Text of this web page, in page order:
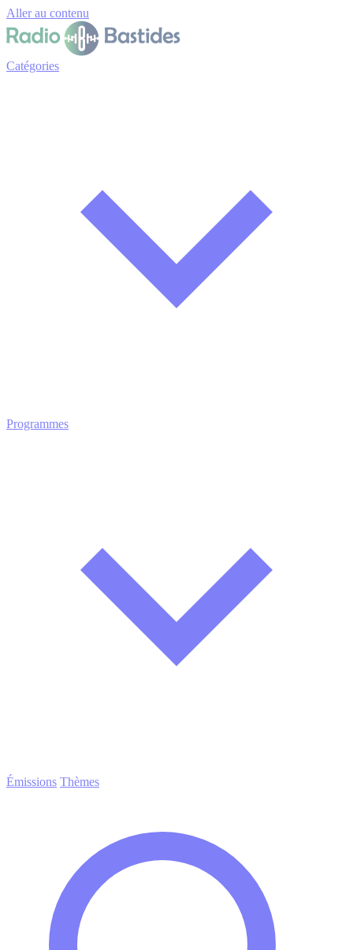
Aller au contenu
Catégories
Programmes
Émissions Thèmes
Panneau de gestion des cookies